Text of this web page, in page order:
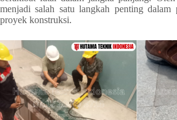
menjadi salah satu langkah penting
proyek konstruksi.